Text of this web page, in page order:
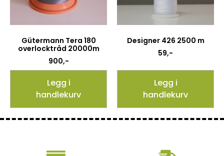
Gütermann Tera 180
overlocktråd 20000m
900,-
Legg i
handlekurv
Designer 426 2500 m
59,-
Legg i
handlekurv